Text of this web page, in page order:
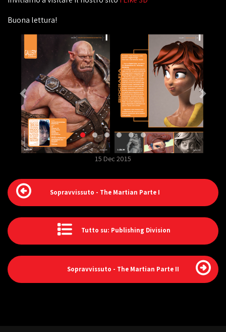
Buona lettura!
15 Dec 2015
Sopravvissuto - The Martian Parte I
Tutto su: Publishing Division
Sopravvissuto - The Martian Parte II